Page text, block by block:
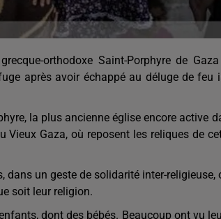
orthodoxe Saint-Porphyre de
après avoir échappé au déluge de feu
la plus ancienne église encore active
Gaza, où reposent les reliques de
un geste de solidarité inter-
soit leur religion.
dont des bébés. Beaucoup ont vu